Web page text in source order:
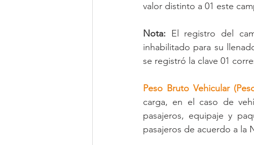
valor distinto a 01 este
Nota: El registro del
inhabilitado para su
se registró la clave 01
Peso Bruto Vehicular
carga, en el caso de
pasajeros, equipaje y
pasajeros de acuerdo a la